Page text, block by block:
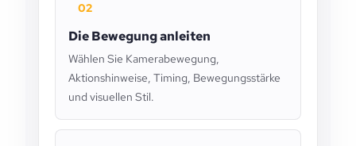
02
Die Bewegung anleiten
Wählen Sie Kamerabewegung,
Aktionshinweise, Timing, Bewegungsstärke
und visuellen Stil.